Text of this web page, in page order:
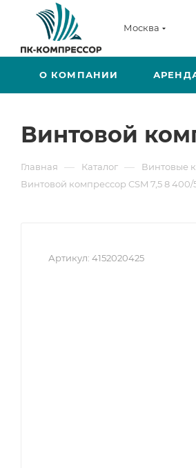
Москва
О КОМПАНИИ
Винтовой
Главная — Каталог — Винтовые
Винтовой компрессор CSM 7,5 8 400/
Артикул: 4152020425